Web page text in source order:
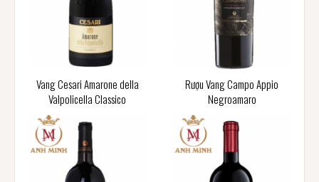
Vang Cesari Amarone della
Valpolicella Classico
Rượu Vang Campo Appio
Negroamaro